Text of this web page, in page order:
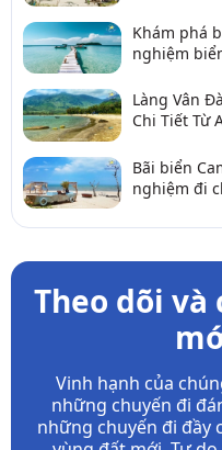
Khám phá
nghiệm
Làng Vân
Chi Tiết Từ
Bãi biển
nghiệm đi
Theo dõi
Vinh hạnh của
những chuyến đi
những chuyến đi đầy